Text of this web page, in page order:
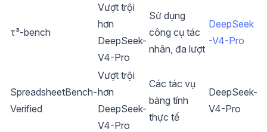
τ³-bench
Vượt trội
hơn
DeepSeek-
V4-Pro
Sử dụng
công cụ tác
nhân, đa lượt
DeepSeek
-V4-Pro
SpreadsheetBench-
Verified
Vượt trội
hơn
DeepSeek-
V4-Pro
Các tác vụ
bảng tính
thực tế
DeepSeek-
V4-Pro